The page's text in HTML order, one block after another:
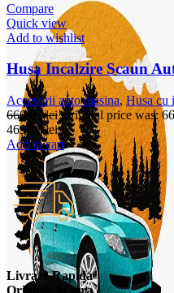
Compare
Quick view
Add to wishlist
Husa Incalzire Scaun
Accesorii auto masina,Husa cu
660,00lei Original price was:
469,36 lei.
Add to cart
Livrare Rapida